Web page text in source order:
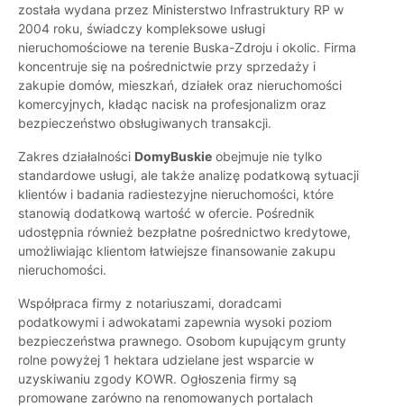
została wydana przez Ministerstwo Infrastruktury RP w
2004 roku, świadczy kompleksowe usługi
nieruchomościowe na terenie Buska-Zdroju i okolic. Firma
koncentruje się na pośrednictwie przy sprzedaży i
zakupie domów, mieszkań, działek oraz nieruchomości
komercyjnych, kładąc nacisk na profesjonalizm oraz
bezpieczeństwo obsługiwanych transakcji.
Zakres działalności DomyBuskie obejmuje nie tylko
standardowe usługi, ale także analizę podatkową sytuacji
klientów i badania radiestezyjne nieruchomości, które
stanowią dodatkową wartość w ofercie. Pośrednik
udostępnia również bezpłatne pośrednictwo kredytowe,
umożliwiając klientom łatwiejsze finansowanie zakupu
nieruchomości.
Współpraca firmy z notariuszami, doradcami
podatkowymi i adwokatami zapewnia wysoki poziom
bezpieczeństwa prawnego. Osobom kupującym grunty
rolne powyżej 1 hektara udzielane jest wsparcie w
uzyskiwaniu zgody KOWR. Ogłoszenia firmy są
promowane zarówno na renomowanych portalach